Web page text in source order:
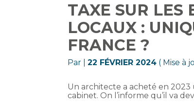
TAXE SUR LES
LOCAUX :
FRANCE ?
Par |22 FÉVRIER 2024 ( Mise à
Un architecte a acheté en 2023
cabinet. On l’informe qu’il va